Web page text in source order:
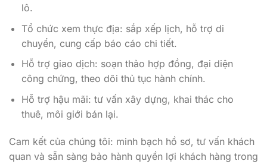
lô.
Tổ chức xem thực địa: sắp xếp lịch, hỗ trợ di
chuyển, cung cấp báo cáo chi tiết.
Hỗ trợ giao dịch: soạn thảo hợp đồng, đại diện
công chứng, theo dõi thủ tục hành chính.
Hỗ trợ hậu mãi: tư vấn xây dựng, khai thác cho
thuê, môi giới bán lại.
Cam kết của chúng tôi: minh bạch hồ sơ, tư vấn khách
quan và sẵn sàng bảo hành quyền lợi khách hàng trong